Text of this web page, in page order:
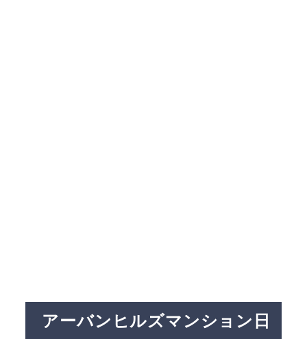
アーバンヒルズマンション日